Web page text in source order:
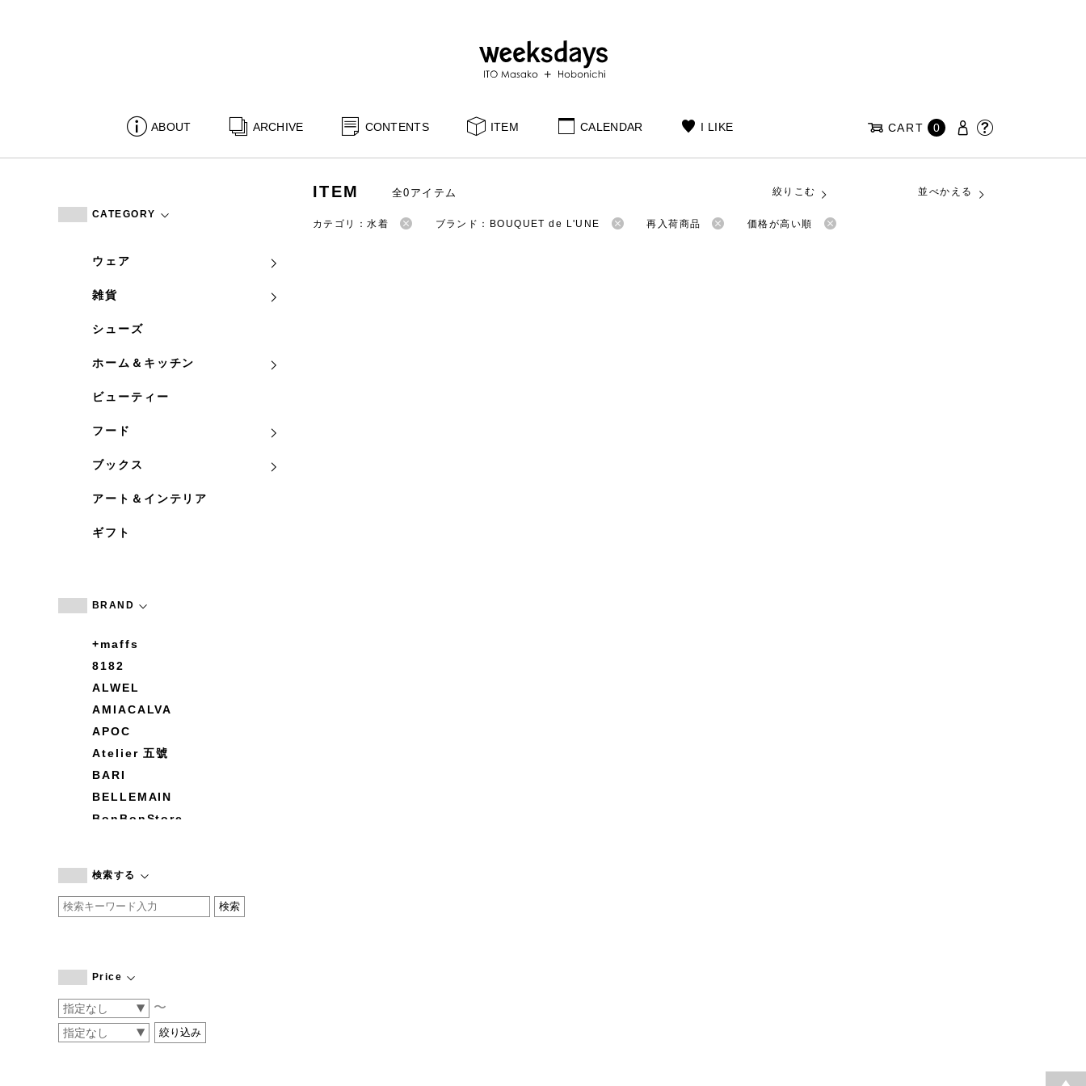
ABOUT ARCHIVE CONTENTS ITEM CALENDAR I LIKE CART 0
CATEGORY
ウェア
雑貨
シューズ
ホーム＆キッチン
ビューティー
フード
ブックス
アート＆インテリア
ギフト
BRAND
+maffs
8182
ALWEL
AMIACALVA
APOC
Atelier 五號
BARI
BELLEMAIN
BonBonStore
by basics
CATWORTH
COGTHEBIGSMOKE
CONVERSE
DEAN & DELUCA
検索する
Price
〜
ITEM 全0アイテム 絞りこむ 並べかえる
カテゴリ：水着 ブランド：BOUQUET de L'UNE 再入荷商品 価格が高い順